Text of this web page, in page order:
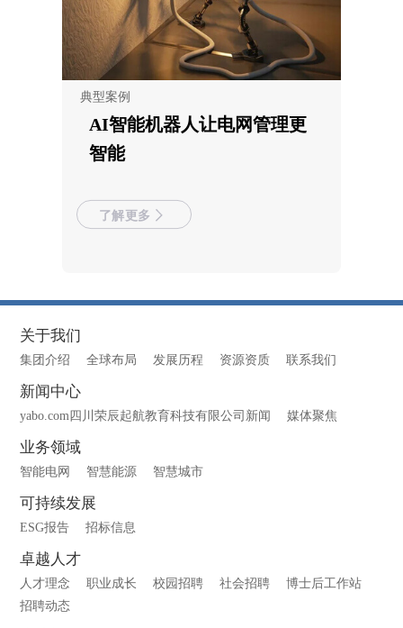
典型案例
AI智能机器人让电网管理更
智能
了解更多
关于我们
集团介绍 全球布局 发展历程 资源资质 联系我们
新闻中心
yabo.com四川荣辰起航教育科技有限公司新闻 媒体聚焦
业务领域
智能电网 智慧能源 智慧城市
可持续发展
ESG报告 招标信息
卓越人才
人才理念 职业成长 校园招聘 社会招聘
博士后工作站
招聘动态